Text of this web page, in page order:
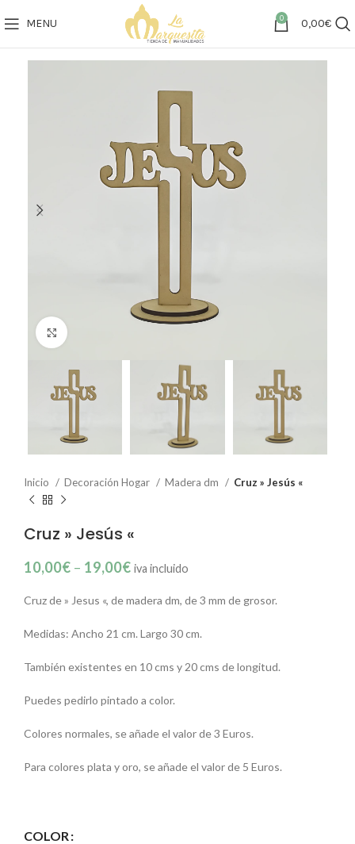
MENU 0 0,00€
Inicio Decoración Hogar Madera dm Cruz » Jesús «
Cruz » Jesús «
10,00€ – 19,00€ iva incluido
Cruz de » Jesus «, de madera dm, de 3 mm de grosor.
Medidas: Ancho 21 cm. Largo 30 cm.
También existentes en 10 cms y 20 cms de longitud.
Puedes pedirlo pintado a color.
Colores normales, se añade el valor de 3 Euros.
Para colores plata y oro, se añade el valor de 5 Euros.
COLOR